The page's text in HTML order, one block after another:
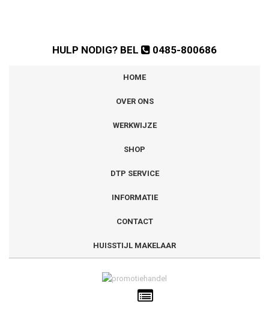
HULP NODIG? BEL 0485-800686
HOME
OVER ONS
WERKWIJZE
SHOP
DTP SERVICE
INFORMATIE
CONTACT
HUISSTIJL MAKELAAR